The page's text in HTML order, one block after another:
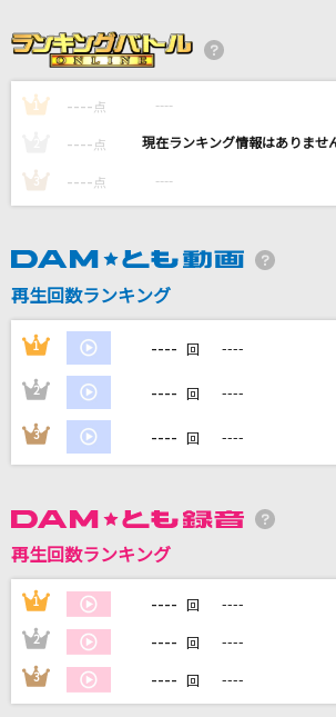
あいみょん
センチメンタルラブ
みみめめMIMI
AIZO
チェッカーズ
カラオケ最新情報をチェック！
1 ---- 点 ----
---- 点 ----
3 ---- 点 ----
再生回数ランキング
1 ---- 回 ----
2 ---- 回 ----
3 ---- 回 ----
再生回数ランキング
1 ---- 回 ----
2 ---- 回 ----
3 ---- 回 ----